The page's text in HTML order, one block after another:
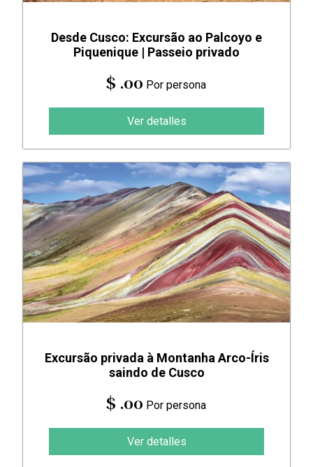
Desde Cusco: Excursão ao Palcoyo e
Piquenique | Passeio privado
$ .00 Por persona
Ver detalles
Excursão privada à Montanha Arco-Íris
saindo de Cusco
$ .00 Por persona
Ver detalles